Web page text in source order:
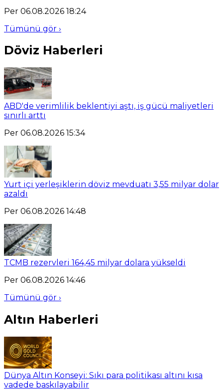
Per 06.08.2026 18:24
Tümünü gör ›
Döviz Haberleri
ABD'de verimlilik beklentiyi aştı, iş gücü maliyetleri
sınırlı arttı
Per 06.08.2026 15:34
Yurt içi yerleşiklerin döviz mevduatı 3,55 milyar dolar
azaldı
Per 06.08.2026 14:48
TCMB rezervleri 164,45 milyar dolara yükseldi
Per 06.08.2026 14:46
Tümünü gör ›
Altın Haberleri
Dünya Altın Konseyi: Sıkı para politikası altını kısa
vadede baskılayabilir